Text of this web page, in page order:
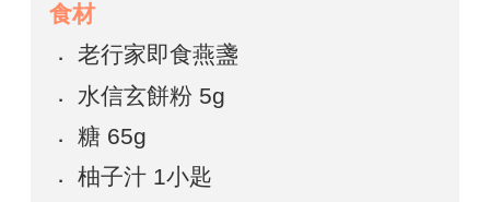
食材
老行家即食燕盞
水信玄餅粉 5g
糖 65g
柚子汁 1小匙